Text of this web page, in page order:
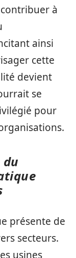
à
ainsi
cette
devient
se
pour
présente de
secteurs.
usines